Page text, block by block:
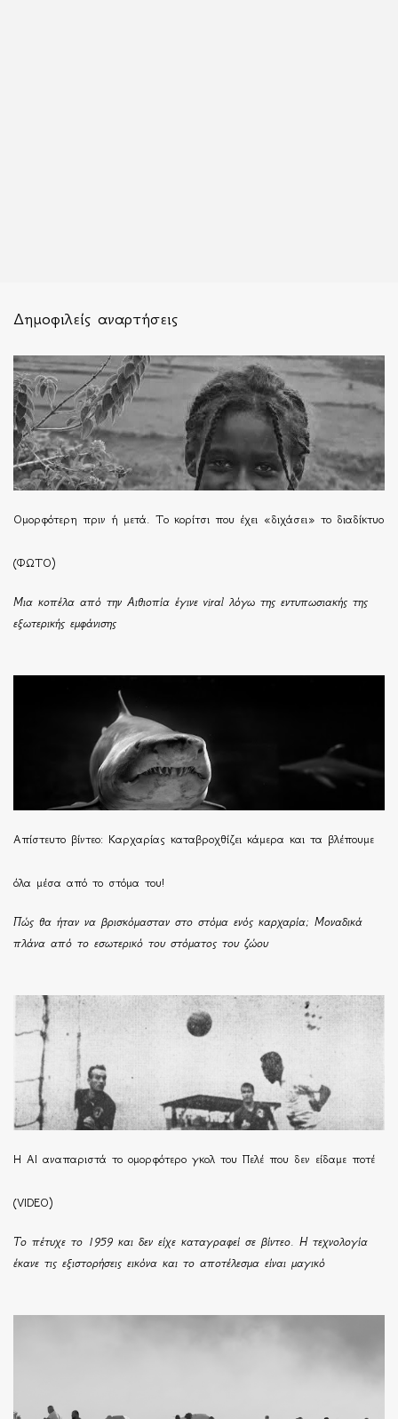
Δημοφιλείς αναρτήσεις
Ομορφότερη πριν ή μετά. Το κορίτσι που έχει «διχάσει» το διαδίκτυο
(ΦΩΤΟ)
Μια κοπέλα από την Αιθιοπία έγινε viral λόγω της εντυπωσιακής της
εξωτερικής εμφάνισης
Απίστευτο βίντεο: Καρχαρίας καταβροχθίζει κάμερα και τα βλέπουμε
όλα μέσα από το στόμα του!
Πώς θα ήταν να βρισκόμασταν στο στόμα ενός καρχαρία; Μοναδικά
πλάνα από το εσωτερικό του στόματος του ζώου
Η ΑΙ αναπαριστά το ομορφότερο γκολ του Πελέ που δεν είδαμε ποτέ
(VIDEO)
Το πέτυχε το 1959 και δεν είχε καταγραφεί σε βίντεο. Η τεχνολογία
έκανε τις εξιστορήσεις εικόνα και το αποτέλεσμα είναι μαγικό